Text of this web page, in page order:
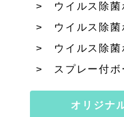
ウイルス除
ウイルス除
ウイルス除
スプレー付ボ
オリジナ